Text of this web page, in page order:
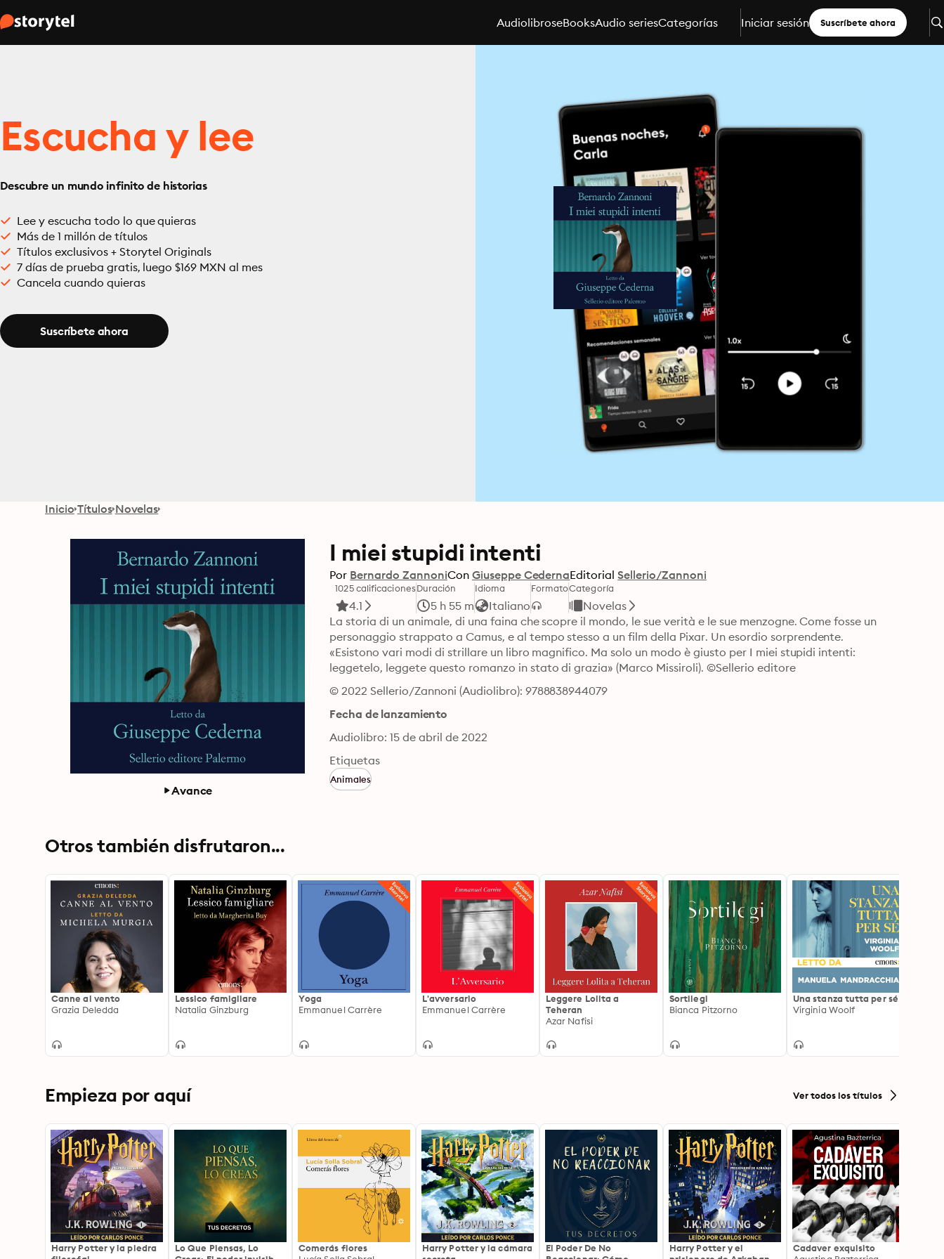
AudiolibroseBooksAudio seriesCategorías Iniciar sesión Suscríbete ahora
Escucha y lee
Descubre un mundo infinito de historias
Lee y escucha todo lo que quieras
Más de 1 millón de títulos
Títulos exclusivos + Storytel Originals
7 días de prueba gratis, luego $169 MXN al mes
Cancela cuando quieras
Suscríbete ahora
Inicio Títulos Novelas
Avance
I miei stupidi intenti
Por Bernardo ZannoniCon Giuseppe CedernaEditorial Sellerio/Zannoni
1025 calificaciones
4.1
Duración
5 h 55 m
Idioma
Italiano
FormatoCategoría
Novelas
La storia di un animale, di una faina che scopre il mondo, le sue verità e le sue menzogne. Come fosse un
personaggio strappato a Camus, e al tempo stesso a un film della Pixar. Un esordio sorprendente.
«Esistono vari modi di strillare un libro magnifico. Ma solo un modo è giusto per I miei stupidi intenti:
leggetelo, leggete questo romanzo in stato di grazia» (Marco Missiroli). ©Sellerio editore
© 2022 Sellerio/Zannoni (Audiolibro): 9788838944079
Fecha de lanzamiento
Audiolibro: 15 de abril de 2022
Etiquetas
Animales
Otros también disfrutaron...
Canne al vento
Grazia Deledda
Lessico famigliare
Natalia Ginzburg
Yoga
Emmanuel Carrère
L'avversario
Emmanuel Carrère
Leggere Lolita a
Teheran
Azar Nafisi
Sortilegi
Bianca Pitzorno
Una stanza tutta per sé
Virginia Woolf
Empieza por aquí Ver todos los títulos
Harry Potter y la piedra
Lo Que Piensas, Lo
Comerás flores
Harry Potter y la cámara
El Poder De No
Harry Potter y el
Cadaver exquisito